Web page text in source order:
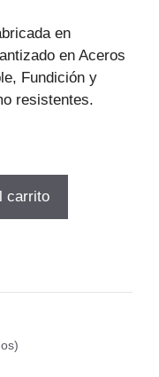
en
en Aceros
Fundición y
resistentes.
carrito